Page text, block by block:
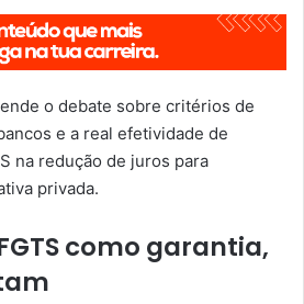
o debate sobre critérios de
e a real efetividade de
na redução de juros para
privada.
como garantia,